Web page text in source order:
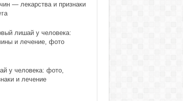
— лекарства и признаки
лишай у человека:
и лечение, фото
у человека: фото,
и лечение